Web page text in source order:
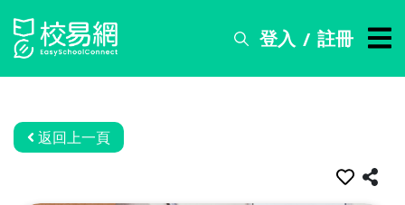
登入 / 註冊
搜
務 返回上一頁